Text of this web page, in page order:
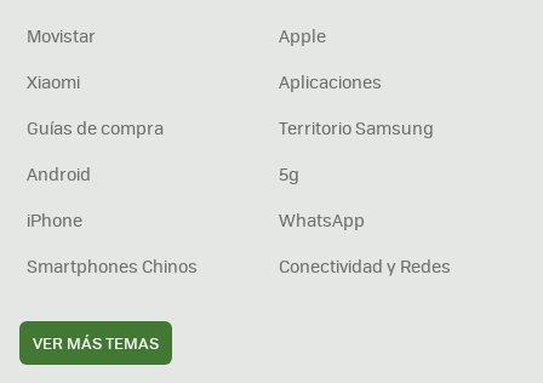
Movistar
Apple
Xiaomi
Aplicaciones
Guías de compra
Territorio Samsung
Android
5g
iPhone
WhatsApp
Smartphones Chinos
Conectividad y Redes
VER MÁS TEMAS